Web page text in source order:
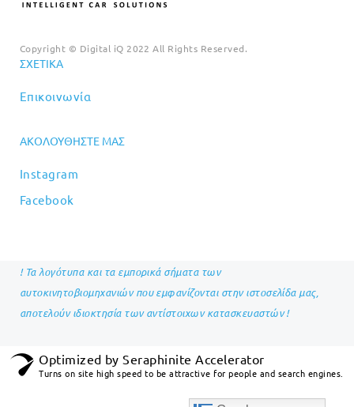
Copyright © Digital iQ 2022 All Rights Reserved.
ΣΧΕΤΙΚΆ
Επικοινωνία
ΑΚΟΛΟΥΘΉΣΤΕ ΜΑΣ
Instagram
Facebook
! Τα λογότυπα και τα εμπορικά σήματα των
αυτοκινητοβιομηχανιών που εμφανίζονται στην ιστοσελίδα μας,
αποτελούν ιδιοκτησία των αντίστοιχων κατασκευαστών !
Optimized by Seraphinite Accelerator
Turns on site high speed to be attractive for people and search engines.